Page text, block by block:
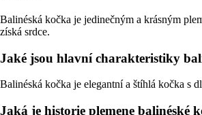
Balinéská kočka je jedinečným a krásným
získá srdce.
Jaké jsou hlavní charakteristiky
Balinéská kočka je elegantní a štíhlá kočka s
Jaká je historie plemene balinéské